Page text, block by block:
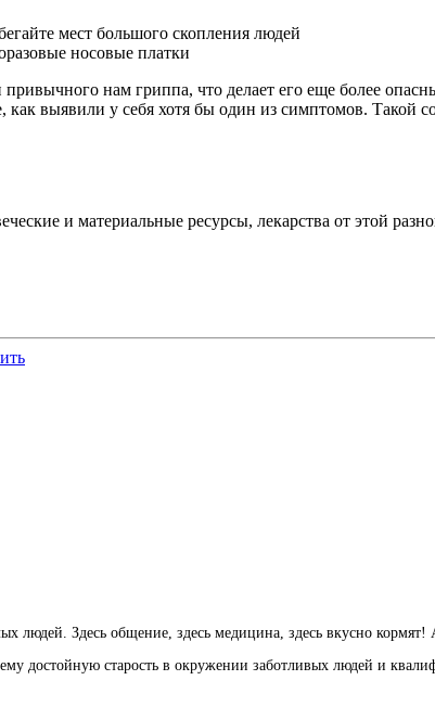
мест большого скопления людей
носовые платки
нам гриппа, что делает его еще более
выявили у себя хотя бы один из симптомов.
и материальные ресурсы, лекарства от этой
Здесь общение, здесь медицина, здесь вкусно кормят!
достойную старость в окружении заботливых людей и